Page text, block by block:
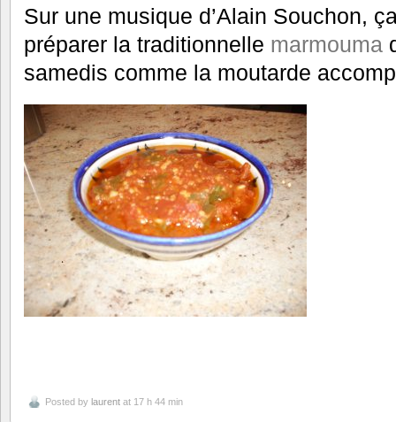
Sur une musique d’Alain Souchon,
préparer la traditionnelle marmouma
samedis comme la moutarde
Posted by laurent at 17 h 44 min